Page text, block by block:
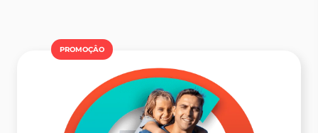
PROMOÇÂO